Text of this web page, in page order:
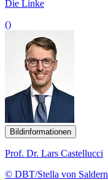
Die Linke
()
Bildinformationen
Prof. Dr. Lars Castellucci
© DBT/Stella von Saldern